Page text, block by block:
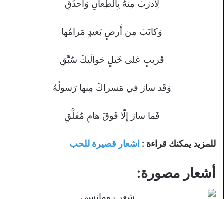
لِأَدرَبَ مِنهُ بِالطِعانِ وَأَحذَقِ
وَكاتَبَ مِن أَرضٍ بَعيدٍ مَرامُها
قَريبٍ عَلى خَيلٍ حَوالَيكَ سُبَّقِ
وَقَد سارَ في مَسراكَ مِنها رَسولُهُ
فَما سارَ إِلّا فَوقَ هامٍ مُفَلَّقِ
للمزيد يمكنك قراءة : اشعار قصيرة للحب
أشعار مصورة: